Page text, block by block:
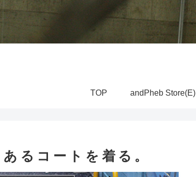
TOP andPheb Store(E)
るコートを着る。